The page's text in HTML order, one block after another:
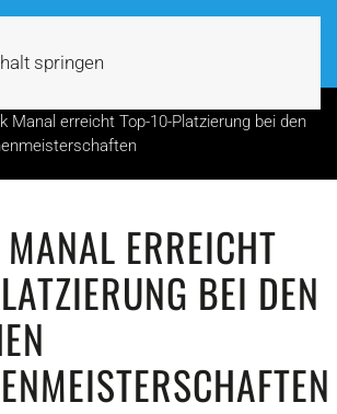
springen
Manal erreicht Top-10-Platzierung bei den
ERREICHT
BEI DEN